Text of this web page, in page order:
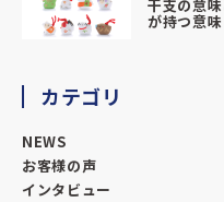
干支の意
が持つ意味
カテゴリ
NEWS
お客様の声
インタビュー